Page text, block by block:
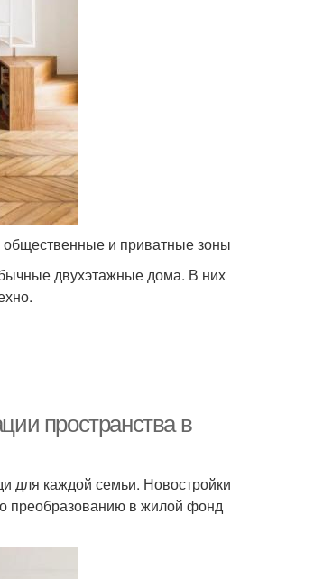
общественные и приватные зоны
двухэтажные дома. В них
пространства в
для каждой семьи. Новостройки
преобразованию в жилой фонд